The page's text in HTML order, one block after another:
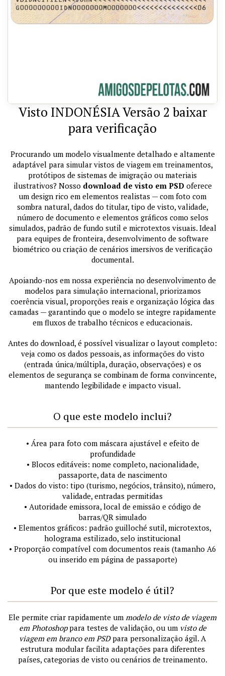
Visto INDONÉSIA Versão 2 baixar
para verificação
Procurando um modelo visualmente detalhado e altamente
adaptável para simular vistos de viagem em treinamentos,
protótipos de sistemas de imigração ou materiais
ilustrativos? Nosso download de visto em PSD oferece
um design rico em elementos realistas — com foto com
sombra natural, dados do titular, tipo de visto, validade,
número de documento e elementos gráficos como selos
simulados, padrão de fundo sutil e microtextos visuais. Ideal
para equipes de fronteira, desenvolvimento de software
biométrico ou criação de cenários imersivos de verificação
documental.
Apoiando-nos em nossa experiência no desenvolvimento de
modelos para simulação internacional, priorizamos
coerência visual, proporções reais e organização lógica das
camadas — garantindo que o modelo se integre rapidamente
em fluxos de trabalho técnicos e educacionais.
Antes do download, é possível visualizar o layout completo:
veja como os dados pessoais, as informações do visto
(entrada única/múltipla, duração, observações) e os
elementos de segurança se combinam de forma convincente,
mantendo legibilidade e impacto visual.
O que este modelo inclui?
• Área para foto com máscara ajustável e efeito de
profundidade
• Blocos editáveis: nome completo, nacionalidade,
passaporte, data de nascimento
• Dados do visto: tipo (turismo, negócios, trânsito), número,
validade, entradas permitidas
• Autoridade emissora, local de emissão e código de
barras/QR simulado
• Elementos gráficos: padrão guilloché sutil, microtextos,
holograma estilizado, selo institucional
• Proporção compatível com documentos reais (tamanho A6
ou inserido em página de passaporte)
Por que este modelo é útil?
Ele permite criar rapidamente um modelo de visto de viagem
em Photoshoppara testes de validação, ou um visto de
viagem em branco em PSDpara personalização ágil. A
estrutura modular facilita adaptações para diferentes
países, categorias de visto ou cenários de treinamento.